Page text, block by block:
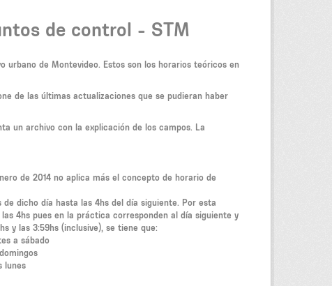
de control - STM
urbano de Montevideo. Estos son los horarios teóricos en
de las últimas actualizaciones que se pudieran haber
un archivo con la explicación de los campos. La
de 2014 no aplica más el concepto de horario de
dicho día hasta las 4hs del día siguiente. Por esta
4hs pues en la práctica corresponden al día siguiente y
y las 3:59hs (inclusive), se tiene que:
a sábado
lunes